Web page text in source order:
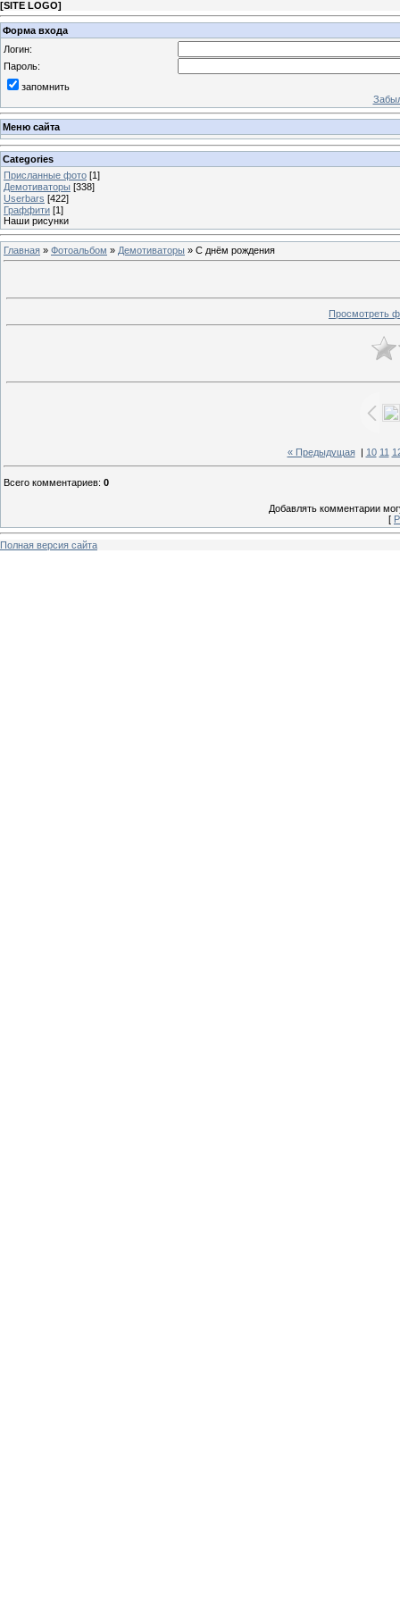
[SITE LOGO]
Форма входа
Логин:
Пароль:
запомнить
Меню сайта
Categories
Присланные фото [1]
Демотиваторы [338]
Userbars [422]
Граффити [1]
Наши рисунки
Главная » Фотоальбом » Демотиваторы » С днём рождения
Просмотреть
« Предыдущая| 10 11
Всего комментариев: 0
Добавлять комментарии
[
Полная версия сайта